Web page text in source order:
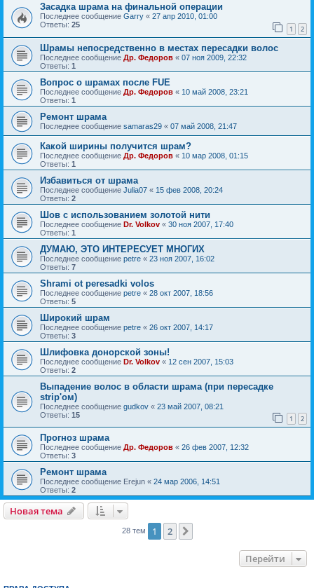
Засадка шрама на финальной операции
Последнее сообщение Garry « 27 апр 2010, 01:00
Ответы: 25 1 2
Шрамы непосредственно в местах пересадки волос
Последнее сообщение Др. Федоров « 07 ноя 2009, 22:32
Ответы: 1
Вопрос о шрамах после FUE
Последнее сообщение Др. Федоров « 10 май 2008, 23:21
Ответы: 1
Ремонт шрама
Последнее сообщение samaras29 « 07 май 2008, 21:47
Какой ширины получится шрам?
Последнее сообщение Др. Федоров « 10 мар 2008, 01:15
Ответы: 1
Избавиться от шрама
Последнее сообщение Julia07 « 15 фев 2008, 20:24
Ответы: 2
Шов с использованием золотой нити
Последнее сообщение Dr. Volkov « 30 ноя 2007, 17:40
Ответы: 1
ДУМАЮ, ЭТО ИНТЕРЕСУЕТ МНОГИХ
Последнее сообщение petre « 23 ноя 2007, 16:02
Ответы: 7
Shrami ot peresadki volos
Последнее сообщение petre « 28 окт 2007, 18:56
Ответы: 5
Широкий шрам
Последнее сообщение petre « 26 окт 2007, 14:17
Ответы: 3
Шлифовка донорской зоны!
Последнее сообщение Dr. Volkov « 12 сен 2007, 15:03
Ответы: 2
Выпадение волос в области шрама (при пересадке
strip'ом)
Последнее сообщение gudkov « 23 май 2007, 08:21
Ответы: 15 1 2
Прогноз шрама
Последнее сообщение Др. Федоров « 26 фев 2007, 12:32
Ответы: 3
Ремонт шрама
Последнее сообщение Erejun « 24 мар 2006, 14:51
Ответы: 2
Новая тема
28 тем 1 2
Перейти